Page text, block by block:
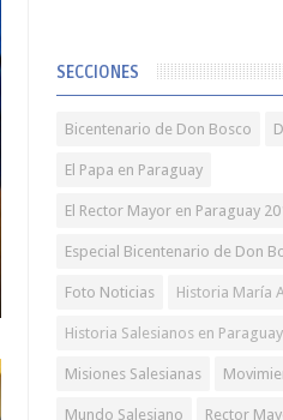
SECCIONES
Bicentenario de Don Bosco
El Papa en Paraguay
El Rector Mayor en Paraguay
Especial Bicentenario de Don
Foto Noticias Historia María
Historia Salesianos en Paraguay
Misiones Salesianas
Mundo Salesiano Rector